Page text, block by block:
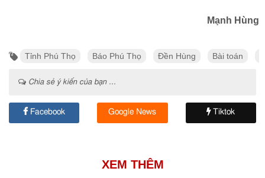
Mạnh Hùng
Tỉnh Phú Thọ Báo Phú Thọ Đền Hùng Bài toán
Chia sẻ ý kiến của bạn ...
Facebook Google News Tiktok
XEM THÊM